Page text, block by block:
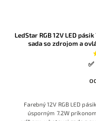
LedStar RGB 12V LED
sada so zdrojom a
Farebný 12V RGB LED
úsporným 7.2W